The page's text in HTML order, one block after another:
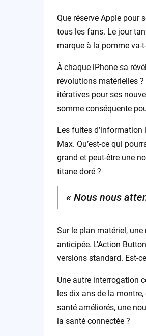
Que réserve Apple pour
tous les fans. Le jour
marque à la pomme va-
À chaque iPhone sa
révolutions matérielles
itératives pour ses
somme conséquente
Les fuites d’information
Max. Qu’est-ce qui
grand et peut-être une
titane doré ?
« Nous nous
Sur le plan matériel,
anticipée. L’Action
versions standard. Est-
Une autre interrogation
les dix ans de la
santé améliorés, une
la santé connectée ?